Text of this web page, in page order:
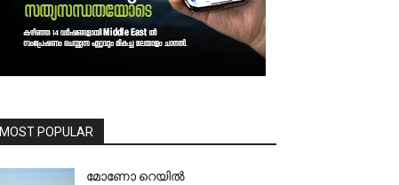
MOST POPULAR
മോണോ റെയില്‍